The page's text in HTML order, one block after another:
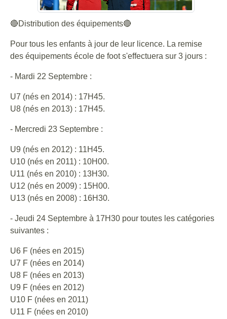
🔴Distribution des équipements🔴
Pour tous les enfants à jour de leur licence. La remise
des équipements école de foot s'effectuera sur 3 jours :
- Mardi 22 Septembre :
U7 (nés en 2014) : 17H45.
U8 (nés en 2013) : 17H45.
- Mercredi 23 Septembre :
U9 (nés en 2012) : 11H45.
U10 (nés en 2011) : 10H00.
U11 (nés en 2010) : 13H30.
U12 (nés en 2009) : 15H00.
U13 (nés en 2008) : 16H30.
- Jeudi 24 Septembre à 17H30 pour toutes les catégories
suivantes :
U6 F (nées en 2015)
U7 F (nées en 2014)
U8 F (nées en 2013)
U9 F (nées en 2012)
U10 F (nées en 2011)
U11 F (nées en 2010)